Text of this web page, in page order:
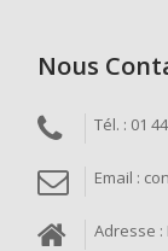
Nous
Tél. : 01
Email :
Adresse :